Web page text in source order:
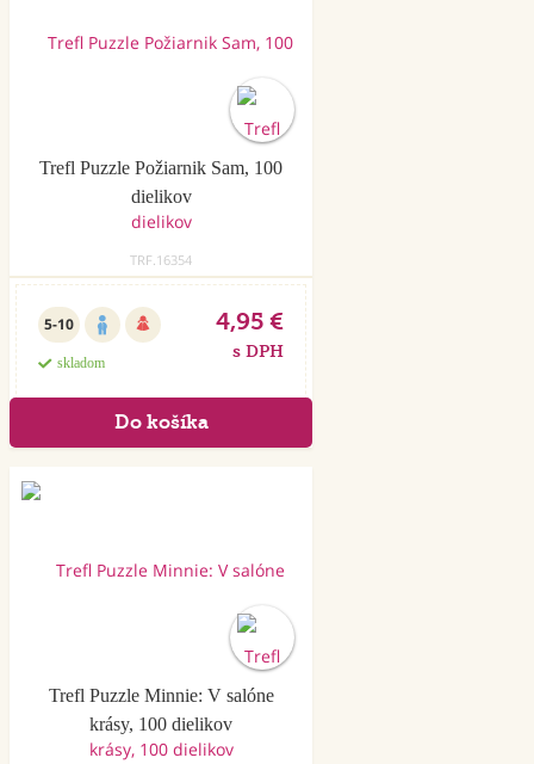
Trefl Puzzle Požiarnik Sam, 100
dielikov
TRF.16354
5-10
skladom
4,95 €
s DPH
Trefl Puzzle Minnie: V salóne
krásy, 100 dielikov